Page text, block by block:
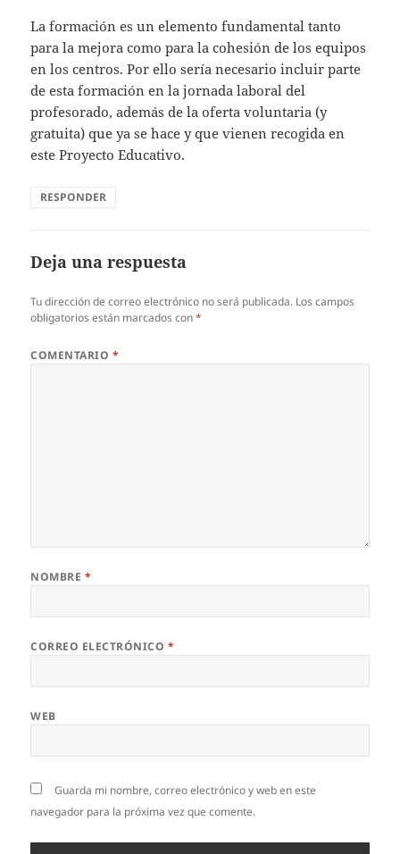
La formación es un elemento fundamental tanto
para la mejora como para la cohesión de los equipos
en los centros. Por ello sería necesario incluir parte
de esta formación en la jornada laboral del
profesorado, además de la oferta voluntaria (y
gratuita) que ya se hace y que vienen recogida en
este Proyecto Educativo.
RESPONDER
Deja una respuesta
Tu dirección de correo electrónico no será publicada. Los campos
obligatorios están marcados con*
COMENTARIO *
NOMBRE *
CORREO ELECTRÓNICO *
WEB
Guarda mi nombre, correo electrónico y web en este
navegador para la próxima vez que comente.